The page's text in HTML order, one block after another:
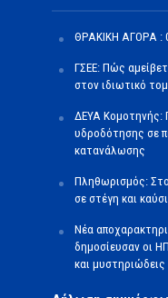
ΘΡΑΚΙΚΗ ΑΓΟΡΑ :
ΓΣΕΕ: Πώς
στον ιδιωτικό
ΔΕΥΑ Κομοτηνής:
υδροδότησης σε
κατανάλωσης
Πληθωρισμός: Στο
σε στέγη και
Νέα
δημοσίευσαν οι
και